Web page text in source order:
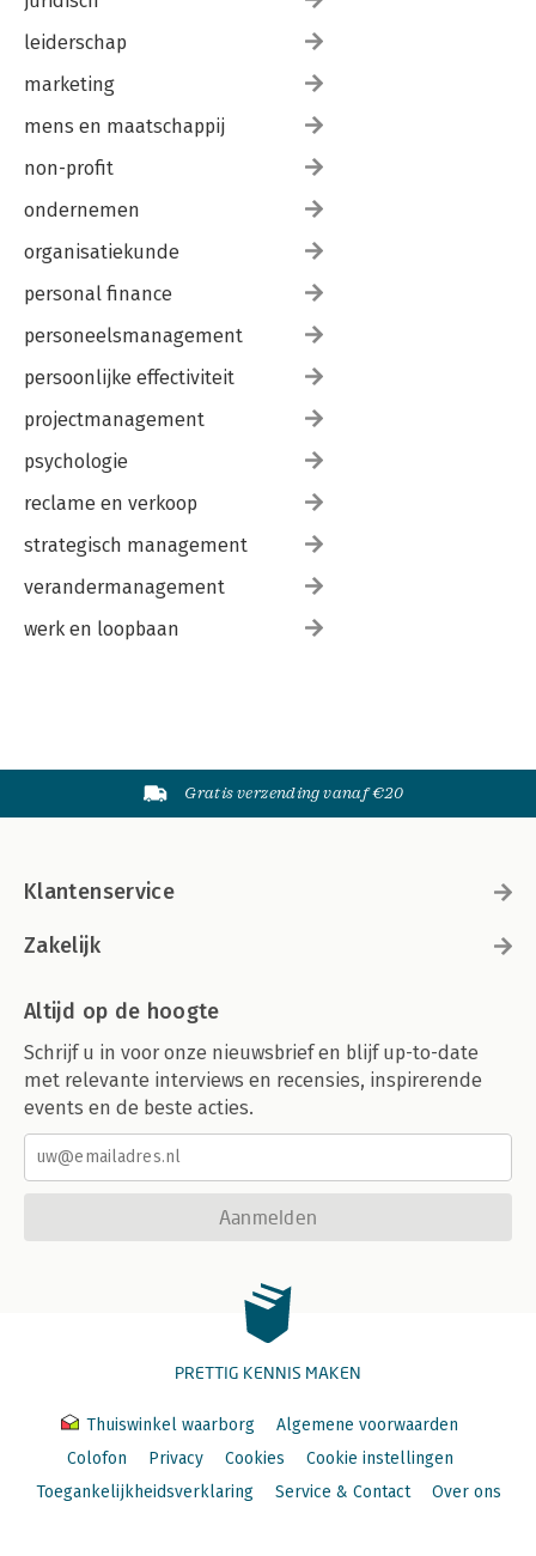
leiderschap
marketing
mens en maatschappij
non-profit
ondernemen
organisatiekunde
personal finance
personeelsmanagement
persoonlijke effectiviteit
projectmanagement
psychologie
reclame en verkoop
strategisch management
verandermanagement
werk en loopbaan
Gratis verzending vanaf €20
Klantenservice
Zakelijk
Altijd op de hoogte
Schrijf u in voor onze nieuwsbrief en blijf up-to-date
met relevante interviews en recensies, inspirerende
events en de beste acties.
Aanmelden
PRETTIG KENNIS MAKEN
Thuiswinkel waarborg
Algemene voorwaarden
Colofon
Privacy Cookies
Cookie instellingen
Toegankelijkheidsverklaring
Service & Contact Over ons